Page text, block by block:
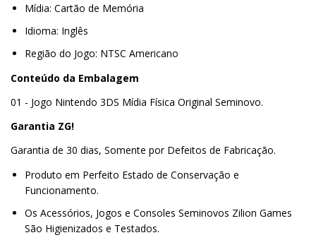
Mídia: Cartão de Memória
Idioma: Inglês
Região do Jogo: NTSC Americano
Conteúdo da Embalagem
01 - Jogo Nintendo 3DS Mídia Física Original Seminovo.
Garantia ZG!
Garantia de 30 dias, Somente por Defeitos de Fabricação.
Produto em Perfeito Estado de Conservação e
Funcionamento.
Os Acessórios, Jogos e Consoles Seminovos Zilion Games
São Higienizados e Testados.